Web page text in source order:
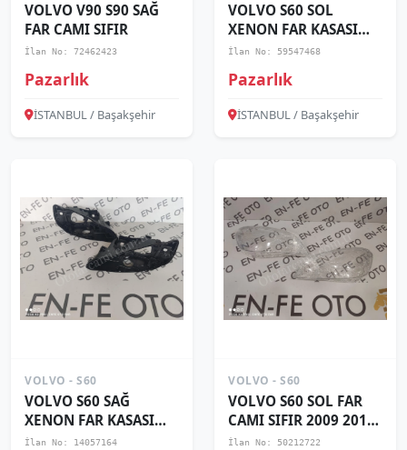
VOLVO V90 S90 SAĞ
FAR CAMI SIFIR
İlan No: 72462423
Pazarlık
İSTANBUL / Başakşehir
VOLVO S60 SOL
XENON FAR KASASI
SIFIR 2014 2015 201
İlan No: 59547468
Pazarlık
İSTANBUL / Başakşehir
VOLVO - S60
VOLVO S60 SAĞ
XENON FAR KASASI
SIFIR 2014 2015 2016
İlan No: 14057164
VOLVO - S60
VOLVO S60 SOL FAR
CAMI SIFIR 2009 2010
2011 2012
İlan No: 50212722